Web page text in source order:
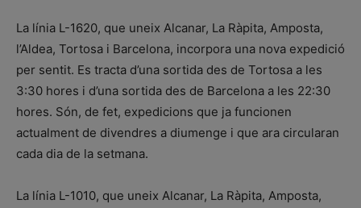
La línia L-1620, que uneix Alcanar, La Ràpita, Amposta,
l’Aldea, Tortosa i Barcelona, incorpora una nova expedició
per sentit. Es tracta d’una sortida des de Tortosa a les
3:30 hores i d’una sortida des de Barcelona a les 22:30
hores. Són, de fet, expedicions que ja funcionen
actualment de divendres a diumenge i que ara circularan
cada dia de la setmana.
La línia L-1010, que uneix Alcanar, La Ràpita, Amposta,